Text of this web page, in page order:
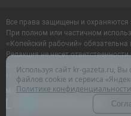
Все права защищены и охраняются
При полном или частичном
«Копейский рабочий» обязательна
Редакция не несет
содержащейся в рекламных
Настоящий ресурс может
Используя сайт kr-gazeta.ru,
файлов cookie и сервиса
Политике конфиденциальности